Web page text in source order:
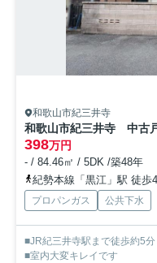
和歌山市紀三井寺
和歌山市紀三井寺 中古
398万円
- / 84.46㎡ / 5DK /築48年
紀勢本線「黒江」駅 徒歩
プロパンガス 公共下水
■JR紀三井寺駅まで徒歩約5
■室内大変キレイです